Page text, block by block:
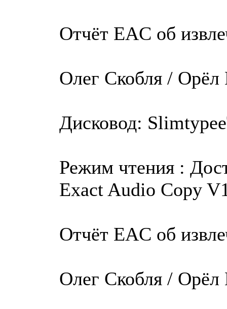
Отчёт EAC об
Олег Скобля /
Дисковод:
Режим чтения :
Exact Audio Copy
Отчёт EAC об
Олег Скобля /